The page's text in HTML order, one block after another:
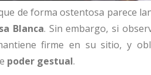
de forma ostentosa parece
Blanca. Sin embargo, si
firme en su sitio, y
poder gestual.